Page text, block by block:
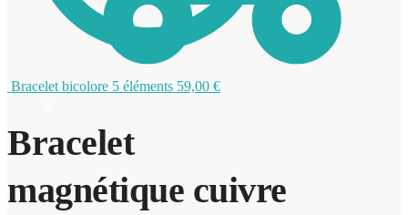
Bracelet bicolore 5 éléments 59,00 €
Bracelet
magnétique cuivre